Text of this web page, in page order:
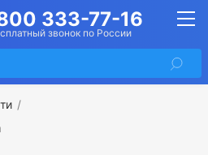
333-77-16
звонок по России